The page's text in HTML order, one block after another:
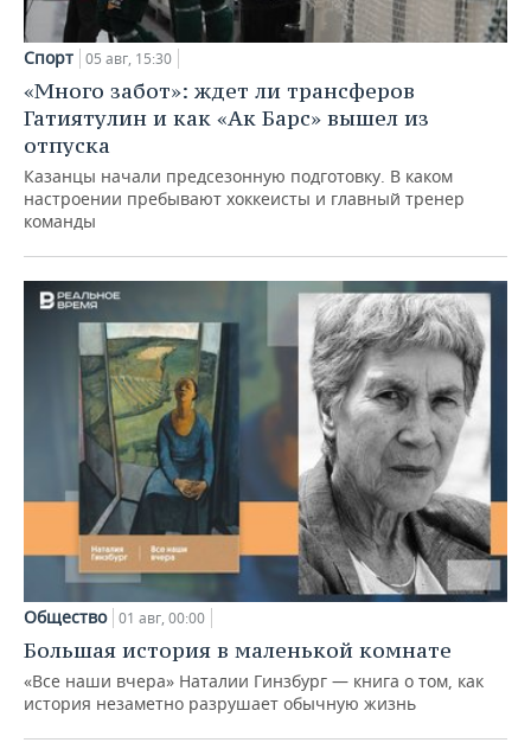
Спорт 05 авг, 15:30
«Много забот»: ждет ли трансферов
Гатиятулин и как «Ак Барс» вышел из
отпуска
Казанцы начали предсезонную подготовку. В каком
настроении пребывают хоккеисты и главный тренер
команды
Общество 01 авг, 00:00
Большая история в маленькой комнате
«Все наши вчера» Наталии Гинзбург — книга о том, как
история незаметно разрушает обычную жизнь